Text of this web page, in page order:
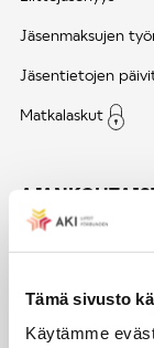
Tämä sivusto
Käytämme
Jäsenmaksujen
Jäsentietojen
Matkalaskut